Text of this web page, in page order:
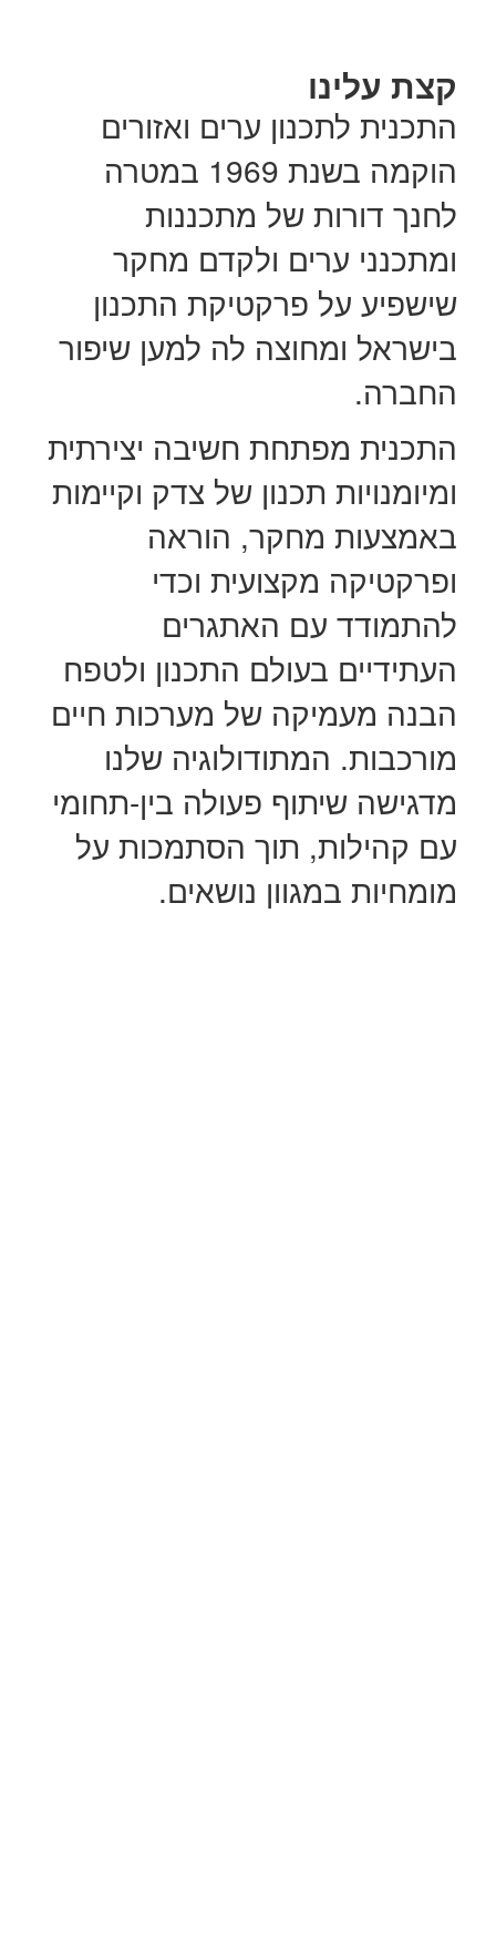
קצת עלינו
התכנית לתכנון ערים ואזורים
הוקמה בשנת 1969 במטרה
לחנך דורות של מתכננות
ומתכנני ערים ולקדם מחקר
שישפיע על פרקטיקת התכנון
בישראל ומחוצה לה למען שיפור
החברה.
התכנית מפתחת חשיבה יצירתית
ומיומנויות תכנון של צדק וקיימות
באמצעות מחקר, הוראה
ופרקטיקה מקצועית וכדי
להתמודד עם האתגרים
העתידיים בעולם התכנון ולטפח
הבנה מעמיקה של מערכות חיים
מורכבות. המתודולוגיה שלנו
מדגישה שיתוף פעולה בין-תחומי
עם קהילות, תוך הסתמכות על
מומחיות במגוון נושאים.